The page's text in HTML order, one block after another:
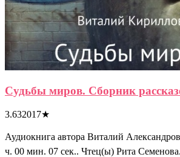
Судьбы миров. Сборник
3.632017★
Аудиокнига автора Виталий
ч. 00 мин. 07 сек.. Чтец(ы) Рита